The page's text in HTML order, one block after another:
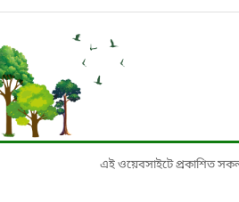
এই ওয়েবসাইটে প্রকাশিত সকল